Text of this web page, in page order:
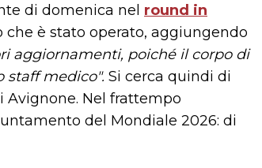
di domenica nel round in
che è stato operato, aggiungendo
aggiornamenti, poiché il corpo di
staff medico". Si cerca quindi di
Avignone. Nel frattempo
del Mondiale 2026: di